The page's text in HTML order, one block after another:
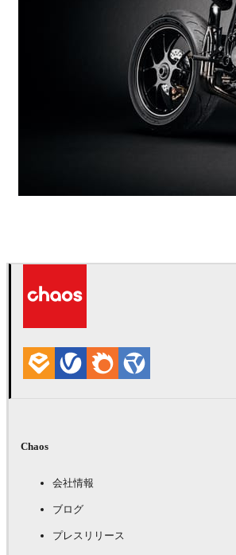
Chaos
会社情報
ブログ
プレスリリース